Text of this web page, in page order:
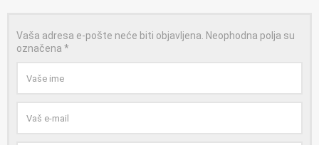
Vaša adresa e-pošte neće biti objavljena. Neophodna polja su
označena *